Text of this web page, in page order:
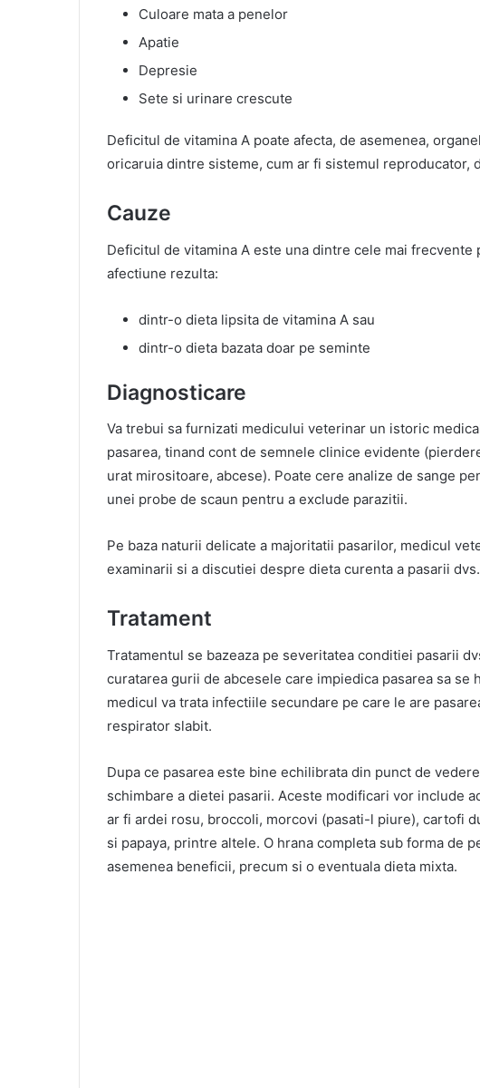
Culoare mata a penelor
Apatie
Depresie
Sete si urinare crescute
Deficitul de vitamina A poate afecta, de asemenea,
oricaruia dintre sisteme, cum ar fi sistemul reproducator,
Cauze
Deficitul de vitamina A este una dintre cele mai frecvente
afectiune rezulta:
dintr-o dieta lipsita de vitamina A sau
dintr-o dieta bazata doar pe seminte
Diagnosticare
Va trebui sa furnizati medicului veterinar un istoric
pasarea, tinand cont de semnele clinice evidente
urat mirositoare, abcese). Poate cere analize de sange
unei probe de scaun pentru a exclude parazitii.
Pe baza naturii delicate a majoritatii pasarilor, medicul
examinarii si a discutiei despre dieta curenta a pasarii dvs.
Tratament
Tratamentul se bazeaza pe severitatea conditiei pasarii
curatarea gurii de abcesele care impiedica pasarea sa se
medicul va trata infectiile secundare pe care le are
respirator slabit.
Dupa ce pasarea este bine echilibrata din punct de
schimbare a dietei pasarii. Aceste modificari vor include
ar fi ardei rosu, broccoli, morcovi (pasati-l piure), cartofi
si papaya, printre altele. O hrana completa sub forma de
asemenea beneficii, precum si o eventuala dieta mixta.